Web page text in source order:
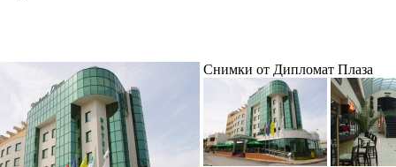
Снимки от Дипломат Плаза